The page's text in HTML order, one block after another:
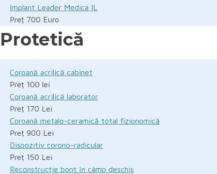
Implant Leader Medica IL
Preț 700 Euro
Protetică
Coroană acrilică cabinet
Preț 100 lei
Coroană acrilică laborator
Preț 170 Lei
Coroană metalo-ceramică total fizionomică
Preț 900 Lei
Dispozitiv corono-radicular
Preț 150 Lei
Reconstrucție bont în câmp deschis